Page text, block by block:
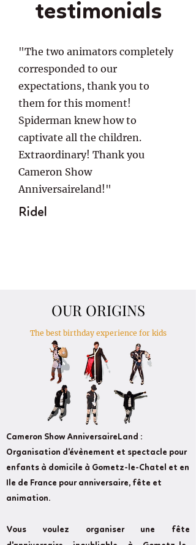
testimonials
"The two animators completely
corresponded to our
expectations, thank you to
them for this moment!
Spiderman knew how to
captivate all the children.
Extraordinary! Thank you
Cameron Show
Anniversaireland!"
Ridel
OUR ORIGINS
The best birthday experience for kids
Cameron Show AnniversaireLand :
Organisation d'évènement et spectacle pour
enfants à domicile à Gometz-le-Chatel et en
Ile de France pour anniversaire, fête et
animation.
Vous voulez organiser une fête